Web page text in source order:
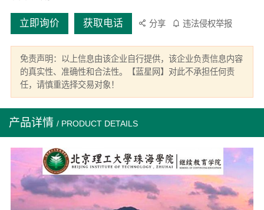
立即询价 获取电话 分享 违法侵权举报
免责声明：以上信息由该企业自行提供，该企业负责信息内容
的真实性、准确性和合法性。【蓝星网】对此不承担任何责
任，请慎重选择交易对象！
产品详情 / PRODUCT DETAILS